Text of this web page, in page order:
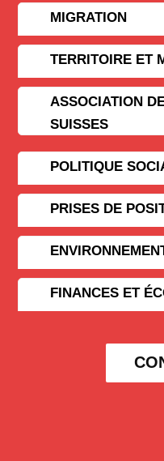
MIGRATION
TERRITOIRE ET
ASSOCIATION
SUISSES
POLITIQUE
PRISES DE
FINANCES ET